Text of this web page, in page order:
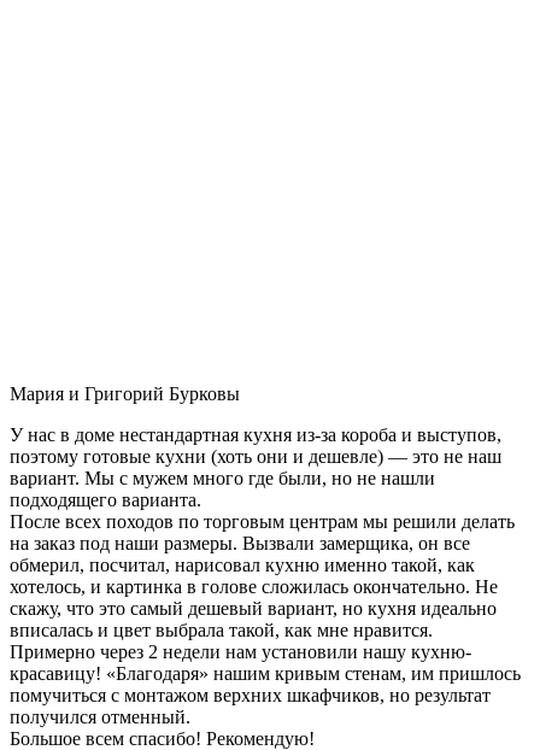
Мария и Григорий Бурковы
У нас в доме нестандартная кухня из-за короба и выступов,
поэтому готовые кухни (хоть они и дешевле) — это не наш
вариант. Мы с мужем много где были, но не нашли
подходящего варианта.
После всех походов по торговым центрам мы решили делать
на заказ под наши размеры. Вызвали замерщика, он все
обмерил, посчитал, нарисовал кухню именно такой, как
хотелось, и картинка в голове сложилась окончательно. Не
скажу, что это самый дешевый вариант, но кухня идеально
вписалась и цвет выбрала такой, как мне нравится.
Примерно через 2 недели нам установили нашу кухню-
красавицу! «Благодаря» нашим кривым стенам, им пришлось
помучиться с монтажом верхних шкафчиков, но результат
получился отменный.
Большое всем спасибо! Рекомендую!